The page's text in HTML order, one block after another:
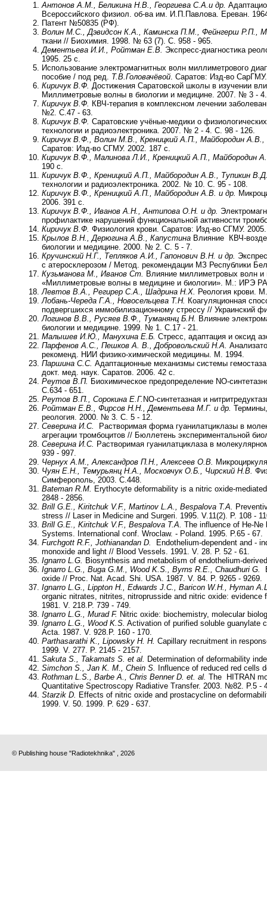
Антонов А.М., Беликина Н.В., Георгиева С.А.и др.
Всероссийского физиол. об-ва им. И.П.Павлова. Ереван.
Патент №50835 (РФ).
Волин М.С., Дэвидсон К.А., Каминска П.М., Фейнгерш Р.П.,
ткани // Биохимия. 1998. № 63 (7). С. 958 - 965.
Дементьева И.И., Ройтман Е.В. Экспресс-диагностика
1995. 25 с.
Использование электромагнитных волн миллиметрового
пособие / под ред. Т.В.Головачёвой. Саратов: Изд-во
Киричук В.Ф. Достижения Саратовской школы в изучении
Миллиметровые волны в биологии и медицине. 2007. № 3 -
Киричук В.Ф. КВЧ-терапия в комплексном лечении
№2. С.47 - 63.
Киричук В.Ф. Саратовские учёные-медики о
технологии и радиоэлектроника. 2007. № 2 - 4. С. 98 - 126.
Киричук В.Ф., Волин М.В., Креницкий А.П., Майбородин А.В.,
Саратов: Изд-во СГМУ. 2002. 187 с.
Киричук В.Ф., Малинова Л.И., Креницкий А.П., Майбородин
190 с.
Киричук В.Ф., Креницкий А.П., Майбородин А.В., Тупикин
технологии и радиоэлектроника. 2002. № 10. С. 95 - 108.
Киричук В.Ф., Креницкий А.П., Майбородин А.В. и др.
2006. 391 с.
Киричук В.Ф., Иванов А.Н., Антипова О.Н. и др.
профилактике нарушений функциональной активности
Киричук В.Ф. Физиология крови. Саратов: Изд-во СГМУ.
Крылов В.Н., Дерюгина А.В., Капустина Влияние КВЧ-
биологии и медицине. 2000. № 2. С. 5 - 7.
Кручинский Н.Г., Тепляков А.И., Гапонович В.Н. и др.
с атеросклерозом / Метод. рекомендации МЗ Республики
Кузьманова М., Иванов Ст. Влияние миллиметровых волн и
«Миллиметровые волны в медицине и биологии». М.: ИРЭ
Левтов В.А., Регирер С.А., Шадрина Н.Х. Реология крови.
Лобань-Череда Г.А., Новосельцева Т.Н. Коагуляционная
подвергшихся иммобилизационному стрессу // Украинский
Логинов В.В., Русяев В.Ф., Туманянц Б.Н. Влияние
биологии и медицине. 1999. № 1. С.17 - 21.
Малышев И.Ю., Манухина Е.Б. Стресс, адаптация и оксид
Парфенов А.С., Пешков А. В., Добровольский Н.А.
рекоменд. НИИ физико-химической медицины. М. 1994.
Паршина С.С. Адаптационные механизмы системы
докт. мед. наук. Саратов. 2006. 42 с.
Реутов В.П. Биохимическое предопределение NO-
С.634 - 651.
Реутов В.П., Сорокина Е.Г. NO-синтетазная и
Ройтман Е.В., Фирсов Н.Н., Дементьева М.Г. и др.
реология. 2000. № 3. С. 5 - 12.
Северина И.С.
Растворимая форма гуанилатциклазы в
агрегации тромбоцитов // Бюллетень экспериментальной
Северина И.С. Растворимая гуанилатциклаза в
939 - 997.
Чернух А.М., Александров П.Н., Алексеев О.В.
Чуян Е.Н., Темурьянц Н.А., Московчук О.Б., Чирский Н.В.
Симферополь, 2003. С.448.
Bateman R.M. Erythocyte deformability is a nitric oxide-
2848 - 2856.
Brill G.E., Kiritchuk V.F., Martinov L.A., Bespalova T.A.
stress // Laser in Medicine and Surgeri. 1995. V.11(2). P. 108 -
Brill G.E., Kiritchuk V.F., Bespalova T.A. The influence of He-
Systems. International conf. Wroclaw. - Poland. 1995. P.65 - 67.
Furchgott R.F., Jothianandan D.
Endothelium-dependent and -
monoxide and light // Blood Vessels. 1991. V. 28. P. 52 - 61.
Ignarro L.G. Biosynthesis and metabolism of endothelium-
Ignarro L.G., Buga G.M., Wood K.S., Byrns R.E., Chaudhuri G.
oxide // Proc. Nat. Acad. Shi. USA. 1987. V. 84. P. 9265 - 9269.
Ignarro L.G., Lippton H., Edwards J.C., Baricon W.H., Hyman
organic nitrates, nitrites, nitroprusside and nitric oxide:
1981. V. 218.P. 739 - 749.
Ignarro L.G., Murad F. Nitric oxide: biochemistry, molecular
Ignarro L.G., Wood K.S. Activation of purified soluble guanylate
Acta. 1987. V. 928.P. 160 - 170.
Parthasarathi K., Lipowsky H. H. Capillary recruitment in
1999. V. 277. P. 2145 - 2157.
Sakuta S., Takamats S. et al. Determination of deformability
Simchon S., Jan K. M., Chein S.
Influence of reduced red cells
Rothman L.S., Barbe A., Chris Benner D. et. al. The HITRAN
Quantitative Spectroscopy Radiative Transfer. 2003. №82. P.5 -
Starzik D. Effects of nitric oxide and prostacycline on
1999. V. 50. 1999. P. 629 - 637.
© Publishing house "Radiotekhnika" , 2026